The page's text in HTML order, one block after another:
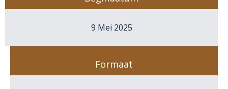
9 Mei 2025
Formaat